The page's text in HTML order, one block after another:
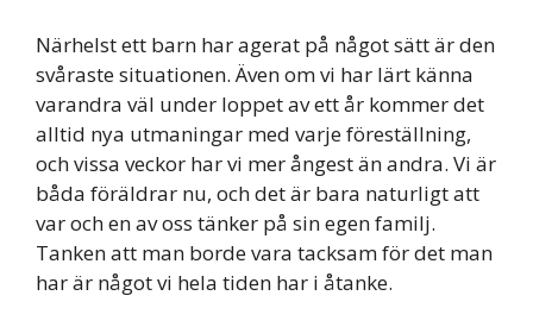
Närhelst ett barn har agerat på något sätt är den
svåraste situationen. Även om vi har lärt känna
varandra väl under loppet av ett år kommer det
alltid nya utmaningar med varje föreställning,
och vissa veckor har vi mer ångest än andra. Vi är
båda föräldrar nu, och det är bara naturligt att
var och en av oss tänker på sin egen familj.
Tanken att man borde vara tacksam för det man
har är något vi hela tiden har i åtanke.